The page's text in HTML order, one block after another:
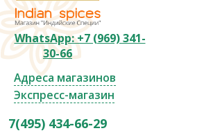
WhatsApp: +7 (969) 341-
30-66
Адреса магазинов
Экспресс-магазин
7(495) 434-66-29